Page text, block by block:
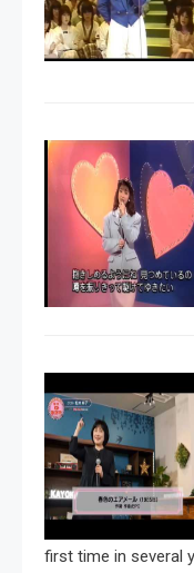
first time in several